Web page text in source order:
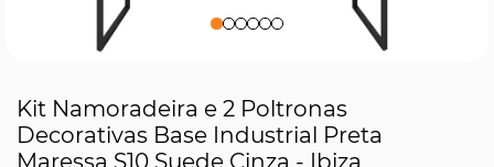
Kit Namoradeira e 2 Poltronas
Decorativas Base Industrial Preta
Maressa S10 Suede Cinza - Ibiza